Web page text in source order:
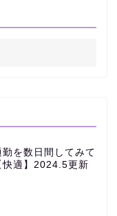
を数日間してみて
快適】2024.5更新